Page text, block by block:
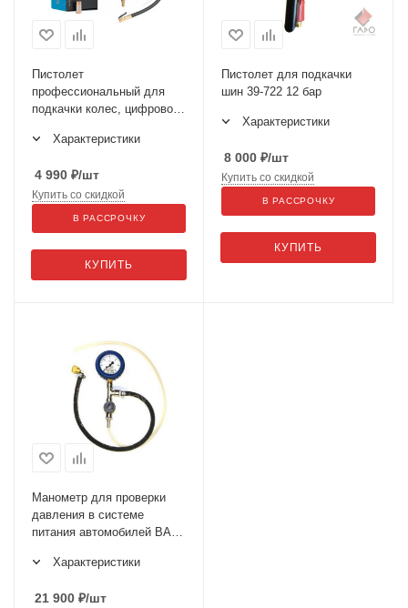
Пистолет
профессиональный для
подкачки колес, цифровой,
легковых авто TI8D
Характеристики
4 990 ₽/шт
КУПИТЬ
Купить со скидкой
В РАССРОЧКУ
Пистолет для подкачки
шин 39-722 12 бар
Характеристики
8 000 ₽/шт
КУПИТЬ
Купить со скидкой
В РАССРОЧКУ
Манометр для проверки
давления в системе
питания автомобилей ВАЗ
Характеристики
21 900 ₽/шт